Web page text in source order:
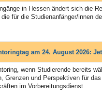
in Hessen ändert sich die
für die Studienanfänger/innen
am 24. August 2026:
wenn Studierende bereits
Grenzen und Perspektiven für
im Vorbereitungsdienst.